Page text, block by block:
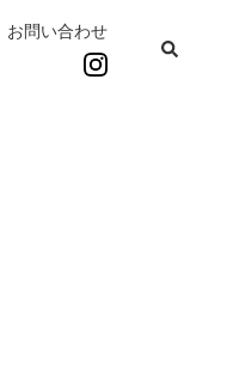
お問い合わせ